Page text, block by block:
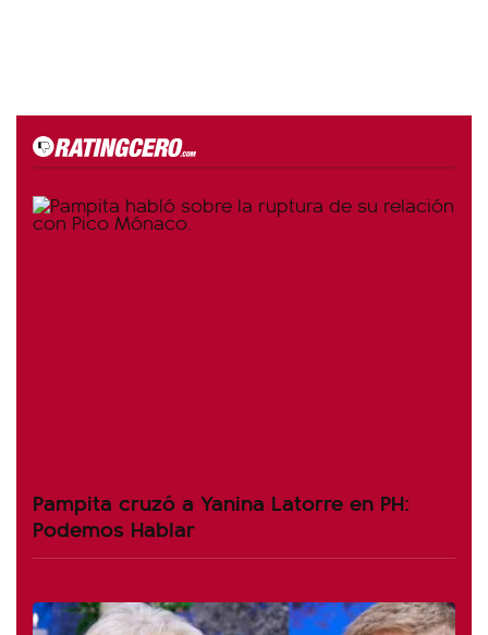
Pampita cruzó a Yanina Latorre en PH:
Podemos Hablar